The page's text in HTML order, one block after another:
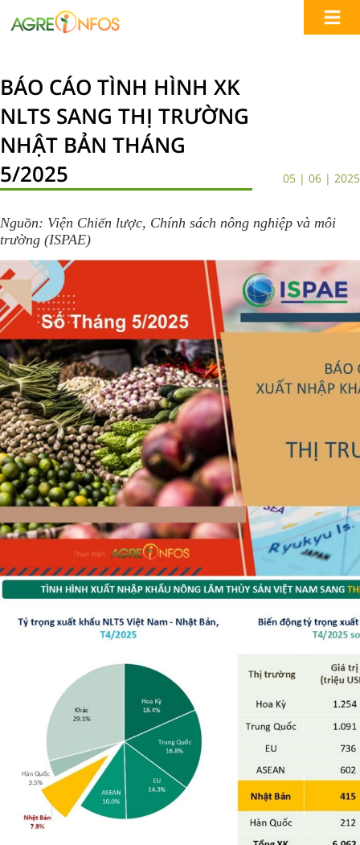
BÁO CÁO TÌNH HÌNH XK
NLTS SANG THỊ TRƯỜNG
NHẬT BẢN THÁNG
5/2025
05 | 06 | 2025
Nguồn: Viện Chiến lược, Chính sách nông nghiệp và môi
trường (ISPAE)